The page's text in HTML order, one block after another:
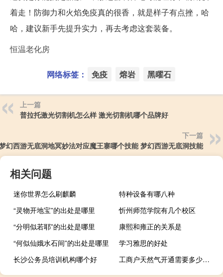
着走！防御力和火焰免疫真的很香，就是样子有点挫，哈
哈，建议新手先提升实力，再去考虑这套装备。
恒温老化房
网络标签： 免疫 熔岩 黑曜石
上一篇
普拉托激光切割机怎么样 激光切割机哪个品牌好
下一篇
幻西游无底洞地冥妙法对应魔王寨哪个技能 梦幻西游无底洞技能
相关问题
迷你世界怎么刷麒麟
特种设备有哪八种
“灵物开地宝”的出处是哪里
忻州师范学院有几个校区
“分明似若耶”的出处是哪里
康熙和雍正的关系是
“何似仙娥水石间”的出处是哪里
学习雅思的好处
长沙公务员培训机构哪个好
工商户天然气开通需要多少费用